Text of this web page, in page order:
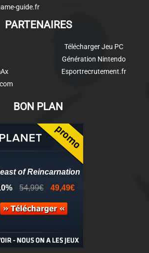
guide.fr
PARTENAIRES
Télécharger Jeu PC
Génération Nintendo
Esportrecrutement.fr
BON PLAN